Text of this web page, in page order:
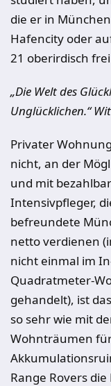
die er in
Hafencity oder
21 oberirdisch
„Die Welt des
Unglücklichen.“
Privater
nicht, an der
und mit
Intensivpfleger,
befreundete
netto verdienen
nicht einmal im
Quadratmeter-
gehandelt), ist
so sehr wie mit
Wohnträumen
Range Rovers